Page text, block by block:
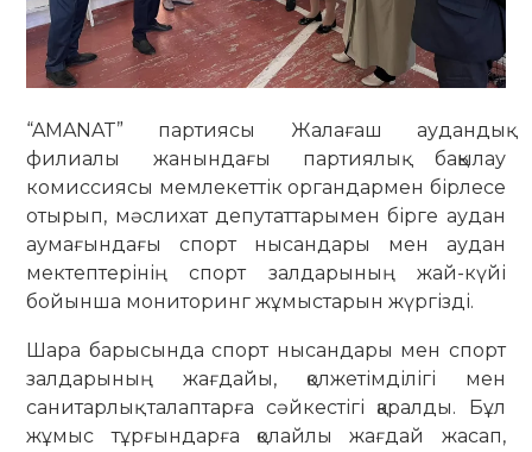
“AMANAT” партиясы Жалағаш аудандық
филиалы жанындағы партиялық бақылау
комиссиясы мемлекеттік органдармен бірлесе
отырып, мәслихат депутаттарымен бірге аудан
аумағындағы спорт нысандары мен аудан
мектептерінің спорт залдарының жай-күйі
бойынша мониторинг жұмыстарын жүргізді.
Шара барысында спорт нысандары мен спорт
залдарының жағдайы, қолжетімділігі мен
санитарлық талаптарға сәйкестігі қаралды. Бұл
жұмыс тұрғындарға қолайлы жағдай жасап,